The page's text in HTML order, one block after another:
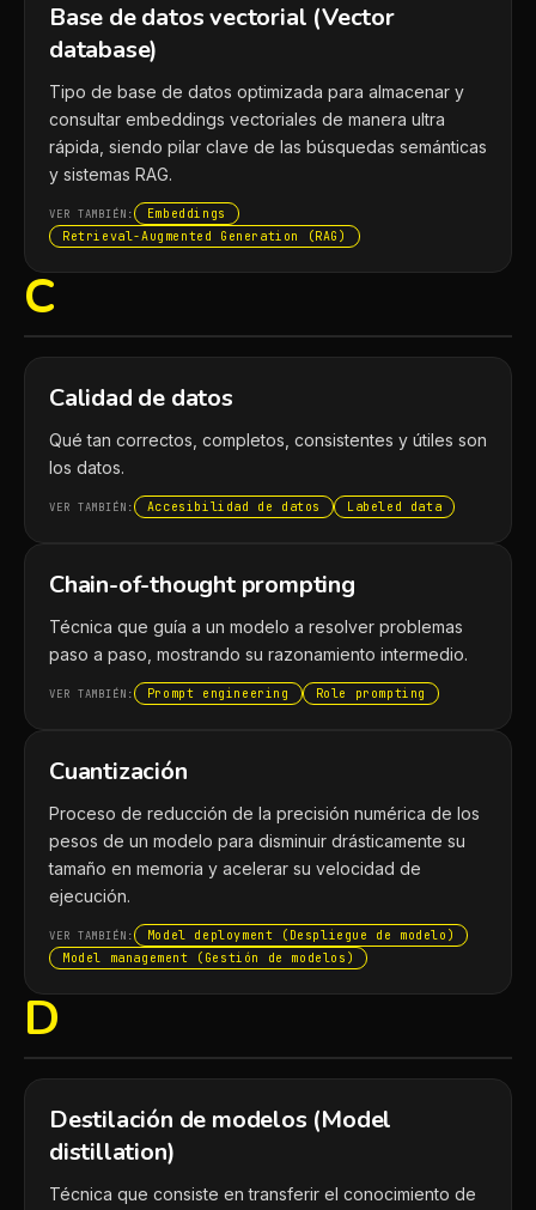
Base de datos vectorial (Vector
database)
Tipo de base de datos optimizada para almacenar y
consultar embeddings vectoriales de manera ultra
rápida, siendo pilar clave de las búsquedas semánticas
y sistemas RAG.
VER TAMBIÉN:
Embeddings
Retrieval-Augmented Generation (RAG)
C
Calidad de datos
Qué tan correctos, completos, consistentes y útiles son
los datos.
VER TAMBIÉN: Accesibilidad de datos Labeled data
Chain-of-thought prompting
Técnica que guía a un modelo a resolver problemas
paso a paso, mostrando su razonamiento intermedio.
VER TAMBIÉN: Prompt engineering Role prompting
Cuantización
Proceso de reducción de la precisión numérica de los
pesos de un modelo para disminuir drásticamente su
tamaño en memoria y acelerar su velocidad de
ejecución.
VER TAMBIÉN:
Model deployment (Despliegue de modelo)
Model management (Gestión de modelos)
D
Destilación de modelos (Model
distillation)
Técnica que consiste en transferir el conocimiento de